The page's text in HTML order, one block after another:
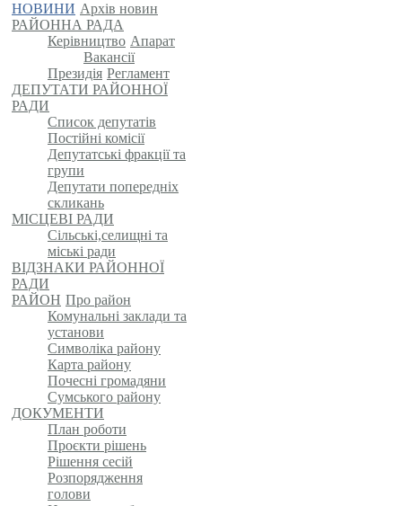
НОВИНИ Архів новин
РАЙОННА РАДА
Керівництво Апарат
Вакансії
Президія Регламент
ДЕПУТАТИ РАЙОННОЇ
РАДИ
Список депутатів
Постійні комісії
Депутатські фракції та
групи
Депутати попередніх
скликань
МІСЦЕВІ РАДИ
Сільські,селищні та
міські ради
ВІДЗНАКИ РАЙОННОЇ
РАДИ
РАЙОН Про район
Комунальні заклади та
установи
Символіка району
Карта району
Почесні громадяни
Сумського району
ДОКУМЕНТИ
План роботи
Проєкти рішень
Рішення сесій
Розпорядження
голови